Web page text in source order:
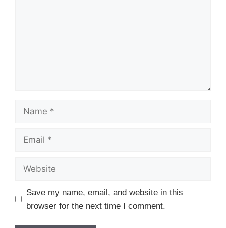
Name
Email
Website
Save my name, email, and website in this
browser for the next time I comment.